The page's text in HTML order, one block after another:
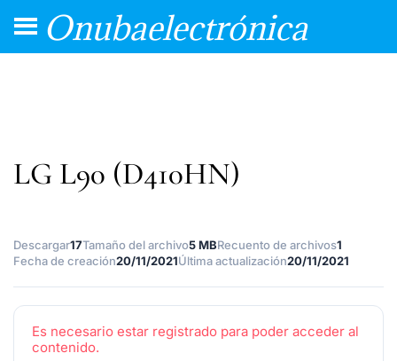
Onubaelectrónica
LG L90 (D410HN)
Descargar17Tamaño del archivo5 MBRecuento de archivos1
Fecha de creación20/11/2021Última actualización20/11/2021
Es necesario estar registrado para poder acceder al
contenido.